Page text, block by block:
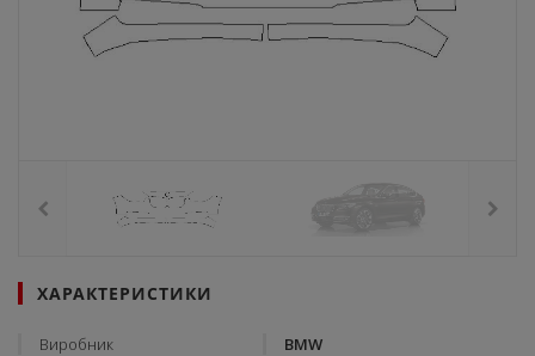
ХАРАКТЕРИСТИКИ
Виробник
BMW